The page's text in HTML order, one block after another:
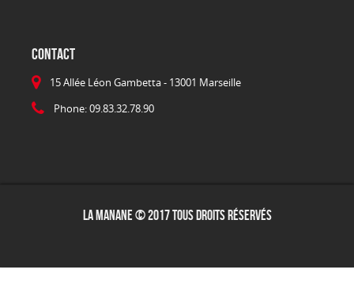
CONTACT
15 Allée Léon Gambetta - 13001 Marseille
Phone: 09.83.32.78.90
La Manane © 2017 Tous droits réservés